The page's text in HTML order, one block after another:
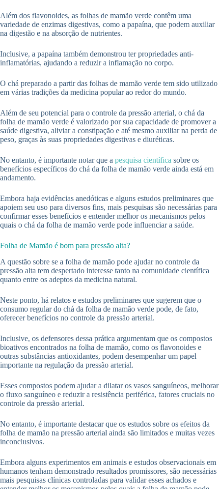
Além dos flavonoides, as folhas de mamão verde contêm uma
variedade de enzimas digestivas, como a papaína, que podem auxiliar
na digestão e na absorção de nutrientes.
Inclusive, a papaína também demonstrou ter propriedades anti-
inflamatórias, ajudando a reduzir a inflamação no corpo.
O chá preparado a partir das folhas de mamão verde tem sido utilizado
em várias tradições da medicina popular ao redor do mundo.
Além de seu potencial para o controle da pressão arterial, o chá da
folha de mamão verde é valorizado por sua capacidade de promover a
saúde digestiva, aliviar a constipação e até mesmo auxiliar na perda de
peso, graças às suas propriedades digestivas e diuréticas.
No entanto, é importante notar que a pesquisa científica sobre os
benefícios específicos do chá da folha de mamão verde ainda está em
andamento.
Embora haja evidências anedóticas e alguns estudos preliminares que
apoiem seu uso para diversos fins, mais pesquisas são necessárias para
confirmar esses benefícios e entender melhor os mecanismos pelos
quais o chá da folha de mamão verde pode influenciar a saúde.
Folha de Mamão é bom para pressão alta?
A questão sobre se a folha de mamão pode ajudar no controle da
pressão alta tem despertado interesse tanto na comunidade científica
quanto entre os adeptos da medicina natural.
Neste ponto, há relatos e estudos preliminares que sugerem que o
consumo regular do chá da folha de mamão verde pode, de fato,
oferecer benefícios no controle da pressão arterial.
Inclusive, os defensores dessa prática argumentam que os compostos
bioativos encontrados na folha de mamão, como os flavonoides e
outras substâncias antioxidantes, podem desempenhar um papel
importante na regulação da pressão arterial.
Esses compostos podem ajudar a dilatar os vasos sanguíneos, melhorar
o fluxo sanguíneo e reduzir a resistência periférica, fatores cruciais no
controle da pressão arterial.
No entanto, é importante destacar que os estudos sobre os efeitos da
folha de mamão na pressão arterial ainda são limitados e muitas vezes
inconclusivos.
Embora alguns experimentos em animais e estudos observacionais em
humanos tenham demonstrado resultados promissores, são necessárias
mais pesquisas clínicas controladas para validar esses achados e